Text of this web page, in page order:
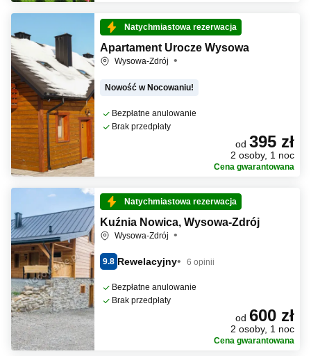
Natychmiastowa rezerwacja
Apartament Urocze Wysowa
Wysowa-Zdrój
Nowość w Nocowaniu!
Bezpłatne anulowanie
Brak przedpłaty
od 395 zł
2 osoby, 1 noc
Cena gwarantowana
Natychmiastowa rezerwacja
Kuźnia Nowica, Wysowa-Zdrój
Wysowa-Zdrój
9.8 Rewelacyjny 6 opinii
Bezpłatne anulowanie
Brak przedpłaty
od 600 zł
2 osoby, 1 noc
Cena gwarantowana